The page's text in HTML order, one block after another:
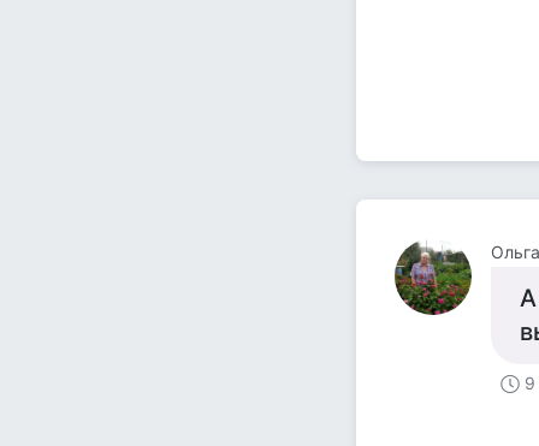
А
9